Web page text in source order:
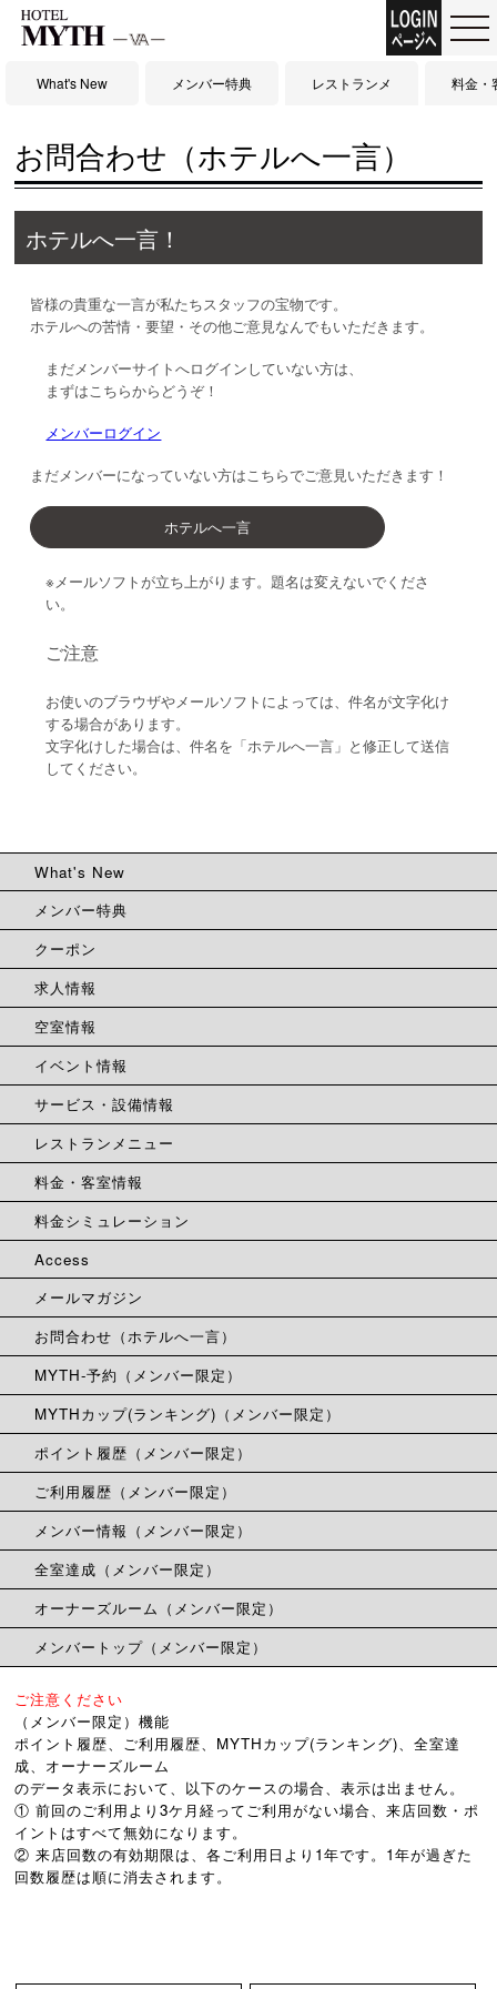
What's New メンバー特典 レストランメ 料金・
お問合わせ（ホテルへ一言）
ホテルへ一言！
皆様の貴重な一言が私たちスタッフの宝物です。
ホテルへの苦情・要望・その他ご意見なんでもいただきます。
まだメンバーサイトへログインしていない方は、
まずはこちらからどうぞ！
メンバーログイン
まだメンバーになっていない方はこちらでご意見いただきます！
ホテルへ一言
※メールソフトが立ち上がります。題名は変えないでくださ
い。
ご注意
お使いのブラウザやメールソフトによっては、件名が文字化け
する場合があります。
文字化けした場合は、件名を「ホテルへ一言」と修正して送信
してください。
What's New
メンバー特典
クーポン
求人情報
空室情報
イベント情報
サービス・設備情報
レストランメニュー
料金・客室情報
料金シミュレーション
Access
メールマガジン
お問合わせ（ホテルへ一言）
MYTH-予約（メンバー限定）
MYTHカップ(ランキング)（メンバー限定）
ポイント履歴（メンバー限定）
ご利用履歴（メンバー限定）
メンバー情報（メンバー限定）
全室達成（メンバー限定）
オーナーズルーム（メンバー限定）
メンバートップ（メンバー限定）
ご注意ください
（メンバー限定）機能
ポイント履歴、ご利用履歴、MYTHカップ(ランキング)、全室達
成、オーナーズルーム
のデータ表示において、以下のケースの場合、表示は出ません。
① 前回のご利用より3ケ月経ってご利用がない場合、来店回数・ポ
イントはすべて無効になります。
② 来店回数の有効期限は、各ご利用日より1年です。1年が過ぎた
回数履歴は順に消去されます。